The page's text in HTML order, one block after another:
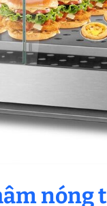
nóng